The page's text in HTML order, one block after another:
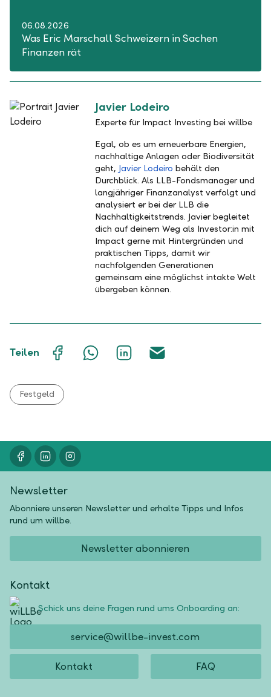
06.08.2026
Was Eric Marschall Schweizern in Sachen
Finanzen rät
Javier Lodeiro
Experte für Impact Investing bei willbe
Egal, ob es um erneuerbare Energien,
nachhaltige Anlagen oder Biodiversität
geht, Javier Lodeiro behält den
Durchblick. Als LLB-Fondsmanager und
langjähriger Finanzanalyst verfolgt und
analysiert er bei der LLB die
Nachhaltigkeitstrends. Javier begleitet
dich auf deinem Weg als Investor:in mit
Impact gerne mit Hintergründen und
praktischen Tipps, damit wir
nachfolgenden Generationen
gemeinsam eine möglichst intakte Welt
übergeben können.
Teilen
Facebook WhatsAppLinkedIn
Festgeld
Newsletter
Abonniere unseren Newsletter und erhalte Tipps und Infos
rund um willbe.
Newsletter abonnieren
Kontakt
Schick uns deine Fragen rund ums Onboarding an:
service@willbe-invest.com
Kontakt FAQ